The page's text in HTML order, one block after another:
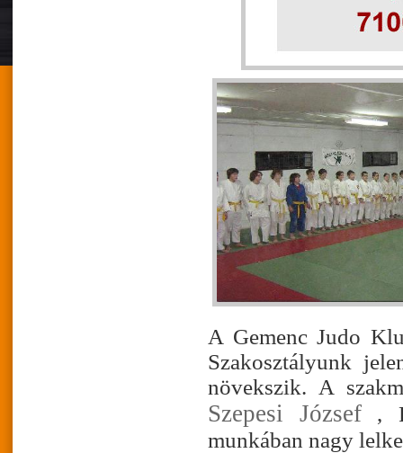
A Gemenc Judo
Szakosztályunk
növekszik. A
Szepesi József ,
munkában nagy